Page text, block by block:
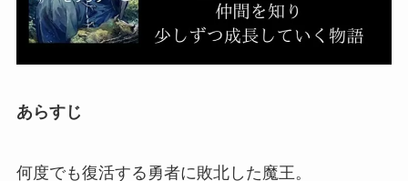
あらすじ
何度でも復活する勇者に敗北した魔王。